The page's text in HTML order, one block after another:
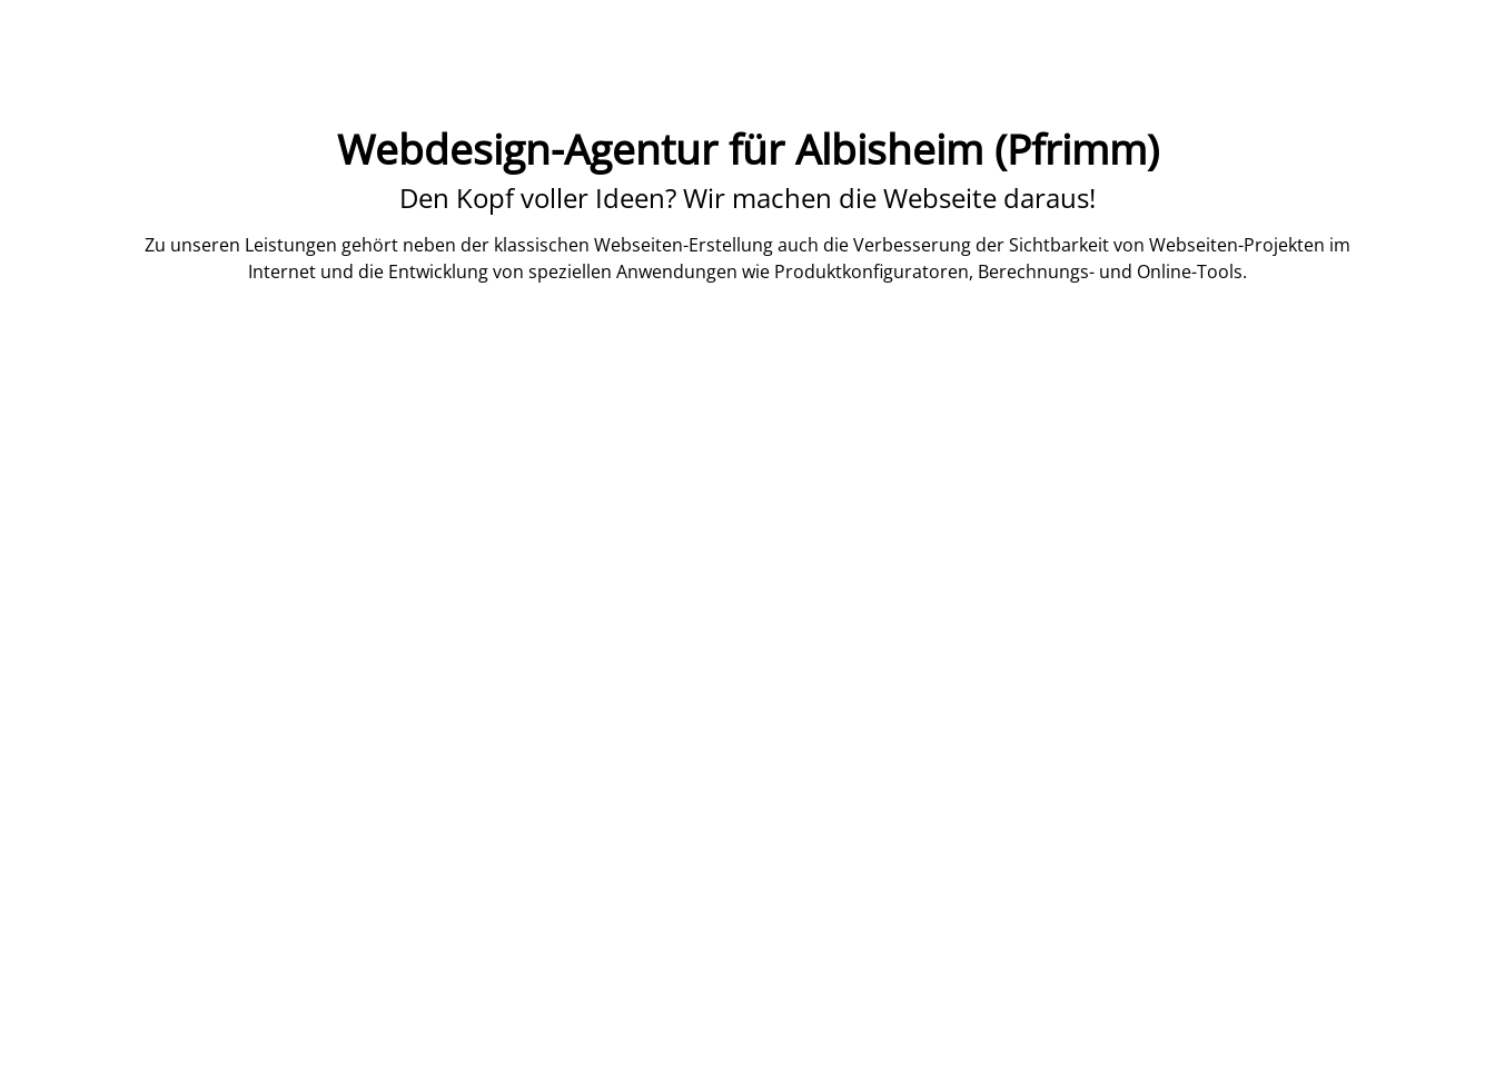
Webdesign-Agentur für Albisheim (Pfrimm)
Den Kopf voller Ideen? Wir machen die Webseite daraus!
Zu unseren Leistungen gehört neben der klassischen Webseiten-Erstellung auch die Verbesserung der Sichtbarkeit von Webseiten-Projekten im
Internet und die Entwicklung von speziellen Anwendungen wie Produktkonfiguratoren, Berechnungs- und Online-Tools.